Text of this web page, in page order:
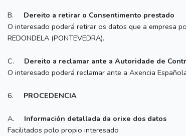
B. Dereito a retirar o Consentimento prestado
O interesado poderá retirar os datos que a empresa
REDONDELA (PONTEVEDRA).
C. Dereito a reclamar ante a Autoridade de
O interesado poderá reclamar ante a Axencia
6. PROCEDENCIA
A. Información detallada da orixe dos datos
Facilitados polo propio interesado